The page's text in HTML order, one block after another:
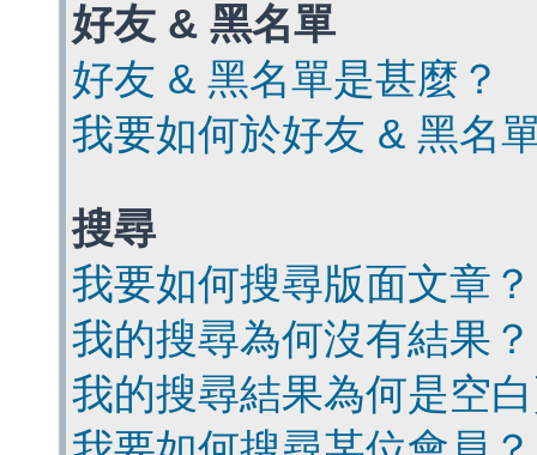
好友 & 黑名單
好友 & 黑名單是甚麼？
我要如何於好友 & 黑名
搜尋
我要如何搜尋版面文章？
我的搜尋為何沒有結果？
我的搜尋結果為何是空